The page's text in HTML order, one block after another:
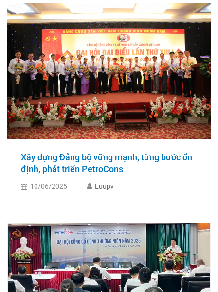
Xây dựng Đảng bộ vững mạnh, từng bước ổn
định, phát triển PetroCons
10/06/2025 Luupv